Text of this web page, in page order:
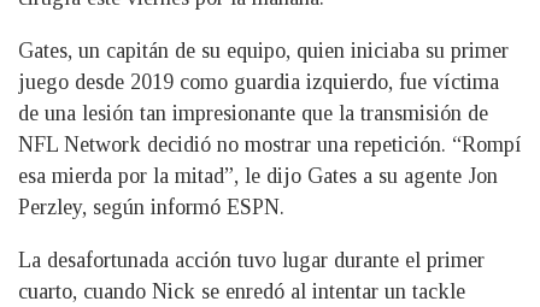
Gates, un capitán de su equipo, quien iniciaba su primer
juego desde 2019 como guardia izquierdo, fue víctima
de una lesión tan impresionante que la transmisión de
NFL Network decidió no mostrar una repetición. “Rompí
esa mierda por la mitad”, le dijo Gates a su agente Jon
Perzley, según informó ESPN.
La desafortunada acción tuvo lugar durante el primer
cuarto, cuando Nick se enredó al intentar un tackle